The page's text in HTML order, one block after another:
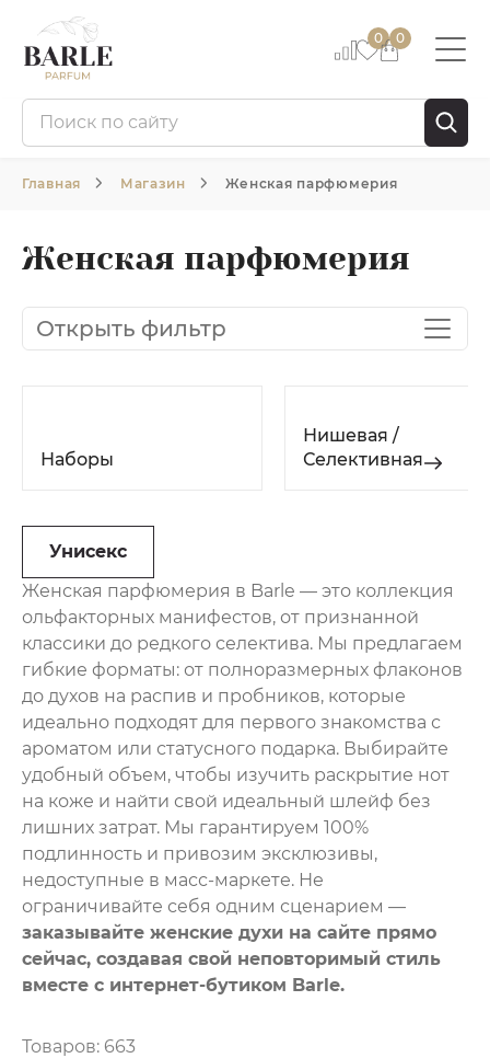
0 0
Главная Магазин Женская парфюмерия
Женская парфюмерия
Открыть фильтр
Наборы
Нишевая /
Селективная
Унисекс
Женская парфюмерия в Barle — это коллекция
ольфакторных манифестов, от признанной
классики до редкого селектива. Мы предлагаем
гибкие форматы: от полноразмерных флаконов
до духов на распив и пробников, которые
идеально подходят для первого знакомства с
ароматом или статусного подарка. Выбирайте
удобный объем, чтобы изучить раскрытие нот
на коже и найти свой идеальный шлейф без
лишних затрат. Мы гарантируем 100%
подлинность и привозим эксклюзивы,
недоступные в масс-маркете. Не
ограничивайте себя одним сценарием —
заказывайте женские духи на сайте прямо
сейчас, создавая свой неповторимый стиль
вместе с интернет-бутиком Barle.
Товаров: 663